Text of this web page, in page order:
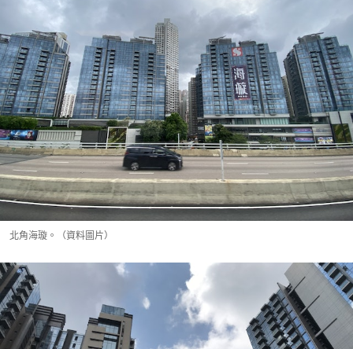
北角海璇。（資料圖片）